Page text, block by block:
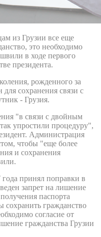
из Грузии все еще
это необходимо
в ходе первого
президента.
рожденного за
сохранения связи с
- Грузия.
"в связи с двойным
упростили процедуру",
Администрация
чтобы "еще более
и сохранения
принял поправки в
запрет на лишение
паспорта
сохранить гражданство
согласие от
гражданства Грузии